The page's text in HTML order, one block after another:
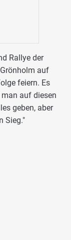
Rallye der
auf
feiern. Es
auf diesen
geben, aber
Sieg."